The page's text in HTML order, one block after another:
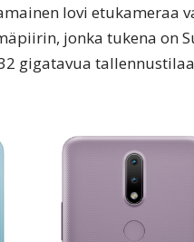
lovi etukameraa
jonka tukena on
gigatavua